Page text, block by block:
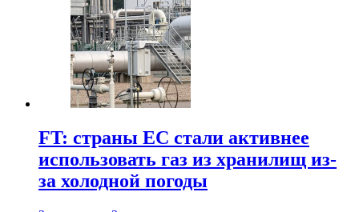
FT: страны ЕС стали активнее
использовать газ из хранилищ из-
за холодной погоды